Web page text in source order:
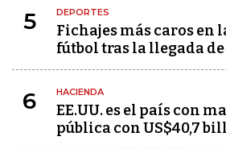
5 DEPORTES
Fichajes más caros en
fútbol tras la llegada
6 HACIENDA
EE.UU. es el país con
pública con US$40,7